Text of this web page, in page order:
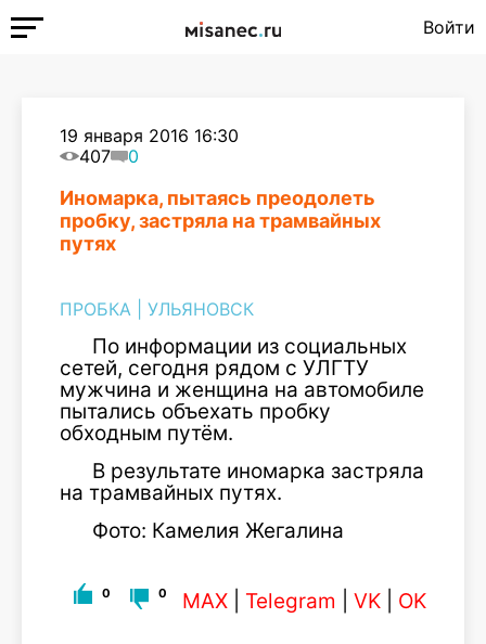
Войти
19 января 2016 16:30
407
0
Иномарка, пытаясь преодолеть
пробку, застряла на трамвайных
путях
ПРОБКА УЛЬЯНОВСК
По информации из социальных
сетей, сегодня рядом с УЛГТУ
мужчина и женщина на автомобиле
пытались объехать пробку
обходным путём.
В результате иномарка застряла
на трамвайных путях.
Фото: Камелия Жегалина
0 0 MAX Telegram VK OK